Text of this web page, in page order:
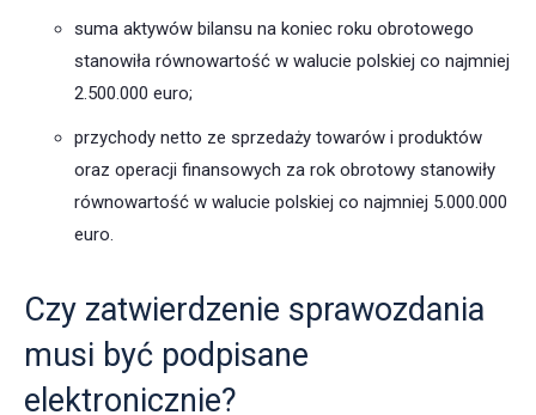
suma aktywów bilansu na koniec roku obrotowego
stanowiła równowartość w walucie polskiej co najmniej
2.500.000 euro;
przychody netto ze sprzedaży towarów i produktów
oraz operacji finansowych za rok obrotowy stanowiły
równowartość w walucie polskiej co najmniej 5.000.000
euro.
Czy zatwierdzenie sprawozdania
musi być podpisane
elektronicznie?